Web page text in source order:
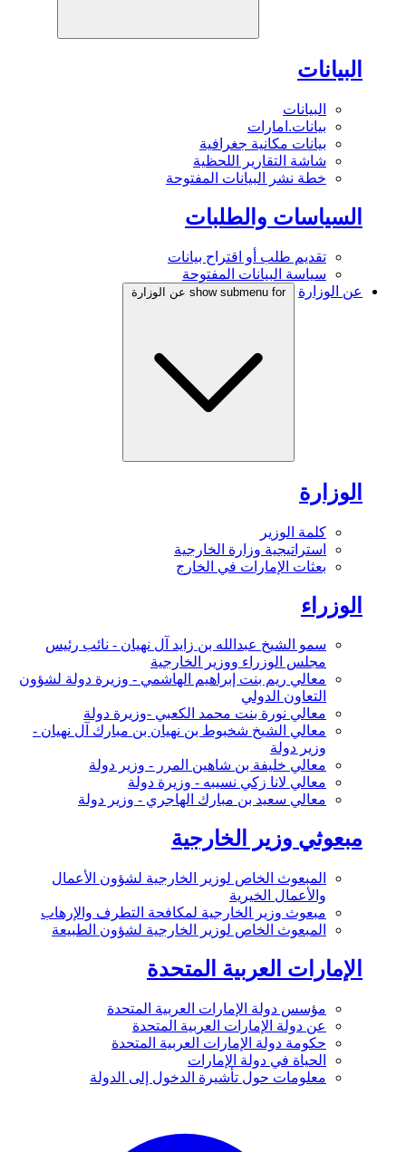
البيانات
البيانات
بيانات.امارات
بيانات مكانية جغرافية
شاشة التقارير اللحظية
خطة نشر البيانات المفتوحة
السياسات والطلبات
تقديم طلب أو اقتراح بيانات
سياسة البيانات المفتوحة
عن الوزارة
show submenu for عن الوزارة
الوزارة
كلمة الوزير
استراتيجية وزارة الخارجية
بعثات الإمارات في الخارج
الوزراء
سمو الشيخ عبدالله بن زايد آل نهيان - نائب رئيس
مجلس الوزراء ووزير الخارجية
معالي ريم بنت إبراهيم الهاشمي - وزيرة دولة لشؤون
التعاون الدولي
معالي نورة بنت محمد الكعبي -وزيرة دولة
معالي الشيخ شخبوط بن نهيان بن مبارك آل نهيان -
وزير دولة
معالي خليفة بن شاهين المرر - وزير دولة
معالي لانا زكي نسيبه - وزيرة دولة
معالي سعيد بن مبارك الهاجري - وزير دولة
مبعوثي وزير الخارجية
المبعوث الخاص لوزير الخارجية لشؤون الأعمال
والأعمال الخيرية
مبعوث وزير الخارجية لمكافحة التطرف والإرهاب
المبعوث الخاص لوزير الخارجية لشؤون الطبيعة
الإمارات العربية المتحدة
مؤسس دولة الإمارات العربية المتحدة
عن دولة الإمارات العربية المتحدة
حكومة دولة الإمارات العربية المتحدة
الحياة في دولة الإمارات
معلومات حول تأشيرة الدخول إلى الدولة